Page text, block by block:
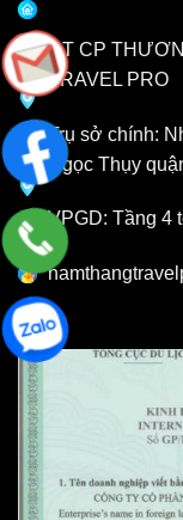
CT CP
TRAVEL PRO
Trụ sở chính:
Ngọc Thụy
VPGD: Tầng 4